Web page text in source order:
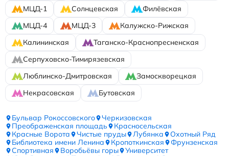
МЦД-1
Солнцевская
Филёвская
МЦД-4
МЦД-3
Калужско-Рижская
Калининская
Таганско-Краснопресненская
Серпуховско-Тимирязевская
Люблинско-Дмитровская
Замоскворецкая
Некрасовская
Бутовская
Бульвар Рокоссовского
Черкизовская
Преображенская площадь
Красносельская
Красные Ворота
Чистые пруды Лубянка
Охотный Ряд
Библиотека имени Ленина
Кропоткинская
Фрунзенская
Спортивная
Воробьёвы горы
Университет